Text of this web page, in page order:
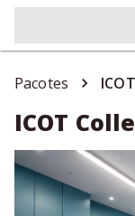
Pacotes
ICOT